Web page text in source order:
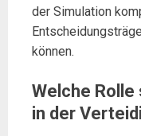
der Simulation
können.
Welche
in der